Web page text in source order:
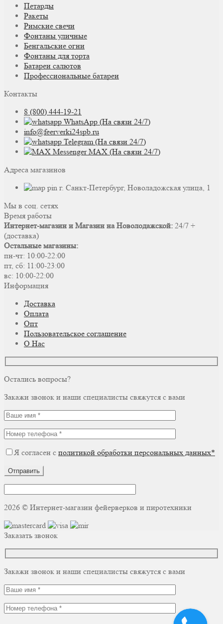
Петарды
Ракеты
Римские свечи
Фонтаны уличные
Бенгальские огни
Фонтаны для торта
Батареи салютов
Профессиональные батареи
Контакты
8 (800) 444-19-21
WhatsApp (На связи 24/7)
info@feerverki24spb.ru
Telegram (На связи 24/7)
MAX (На связи 24/7)
Адреса магазинов
г. Санкт-Петербург, Новоладожская улица, 1
Мы в соц. сетях
Время работы
Интернет-магазин и Магазин на Новолодажской: 24/7 +
(доставка)
Остальные магазины:
пн-чт: 10:00-22:00
пт, сб: 11:00-23:00
вс: 10:00-22:00
Информация
Доставка
Оплата
Опт
Пользовательское соглашение
О Нас
Остались вопросы?
Закажи звонок и наши специалисты свяжутся с вами
Я согласен с политикой обработки персональных данных*
Отправить
2026 © Интернет-магазин фейерверков и пиротехники
Заказать звонок
Закажи звонок и наши специалисты свяжутся с вами